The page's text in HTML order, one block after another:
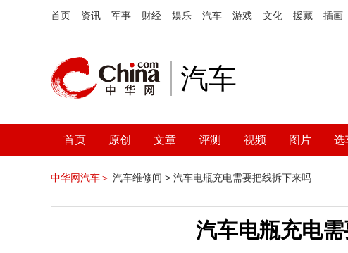
首页 资讯 军事 财经 娱乐 汽车 游戏 文化 援藏 插画
汽车
首页 原创 文章 评测 视频 图片 选
中华网汽车＞ 汽车维修间 > 汽车电瓶充电需要把线拆下来吗
汽车电瓶充电